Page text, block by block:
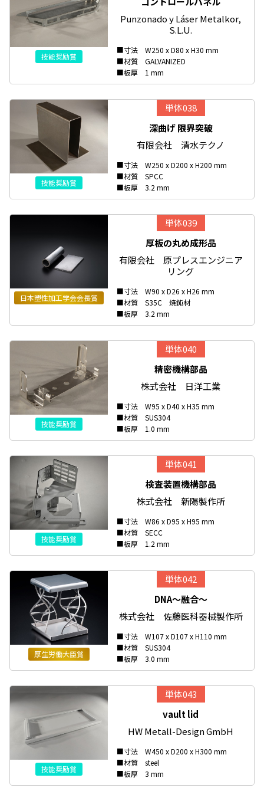
技能奨励賞
Punzonado y Láser Metalkor,
S.L.U.
■寸法 W250 x D80 x H30 mm
■材質 GALVANIZED
■板厚 1 mm
技能奨励賞
単体038
深曲げ 限界突破
有限会社 清水テクノ
■寸法 W250 x D200 x H200 mm
■材質 SPCC
■板厚 3.2 mm
日本塑性加工学会会長賞
単体039
厚板の丸め成形品
有限会社 原プレスエンジニア
リング
■寸法 W90 x D26 x H26 mm
■材質 S35C 焼鈍材
■板厚 3.2 mm
技能奨励賞
単体040
精密機構部品
株式会社 日洋工業
■寸法 W95 x D40 x H35 mm
■材質 SUS304
■板厚 1.0 mm
技能奨励賞
単体041
検査装置機構部品
株式会社 新陽製作所
■寸法 W86 x D95 x H95 mm
■材質 SECC
■板厚 1.2 mm
厚生労働大臣賞
単体042
DNA～融合～
株式会社 佐藤医科器械製作所
■寸法 W107 x D107 x H110 mm
■材質 SUS304
■板厚 3.0 mm
技能奨励賞
単体043
vault lid
HW Metall-Design GmbH
■寸法 W450 x D200 x H300 mm
■材質 steel
■板厚 3 mm